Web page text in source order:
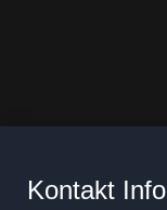
Kontakt Info